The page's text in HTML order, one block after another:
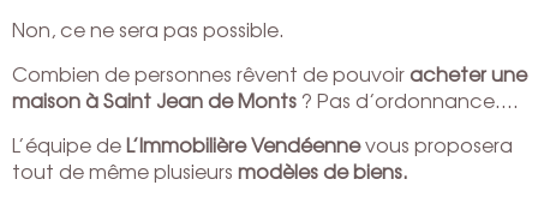
Non, ce ne sera pas possible.
Combien de personnes rêvent de pouvoiracheter une
maison à Saint Jean de Monts ? Pas d’ordonnance….
L’équipe deL’Immobilière Vendéennevous proposera
tout de même plusieurs modèles de biens.